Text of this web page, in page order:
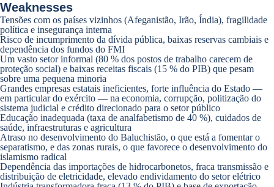
Weaknesses
Tensões com os países vizinhos (Afeganistão, Irão, Índia), fragilidade
política e insegurança interna
Risco de incumprimento da dívida pública, baixas reservas cambiais e
dependência dos fundos do FMI
Um vasto setor informal (80 % dos postos de trabalho carecem de
proteção social) e baixas receitas fiscais (15 % do PIB) que pesam
sobre uma pequena minoria
Grandes empresas estatais ineficientes, forte influência do Estado —
em particular do exército — na economia, corrupção, politização do
sistema judicial e crédito direcionado para o setor público
Educação inadequada (taxa de analfabetismo de 40 %), cuidados de
saúde, infraestruturas e agricultura
Atraso no desenvolvimento do Baluchistão, o que está a fomentar o
separatismo, e das zonas rurais, o que favorece o desenvolvimento do
islamismo radical
Dependência das importações de hidrocarbonetos, fraca transmissão e
distribuição de eletricidade, elevado endividamento do setor elétrico